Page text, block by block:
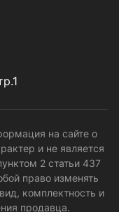
на сайте о
и не является
2 статьи 437
право изменять
комплектность и
продавца.